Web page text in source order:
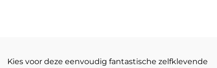
Kies voor deze eenvoudig fantastische zelfklevende